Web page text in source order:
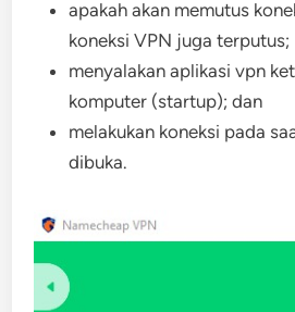
apakah akan memutus
koneksi VPN juga terputus;
menyalakan aplikasi vpn
komputer (startup); dan
melakukan koneksi pada
dibuka.